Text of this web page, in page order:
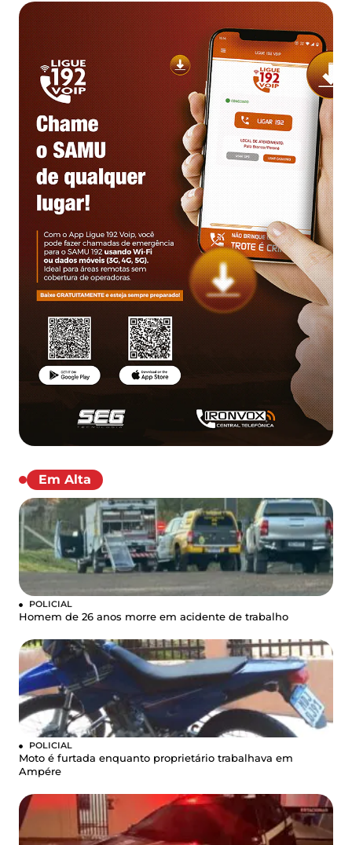
Em Alta
POLICIAL
Homem de 26 anos morre em acidente de trabalho
POLICIAL
Moto é furtada enquanto proprietário trabalhava em
Ampére